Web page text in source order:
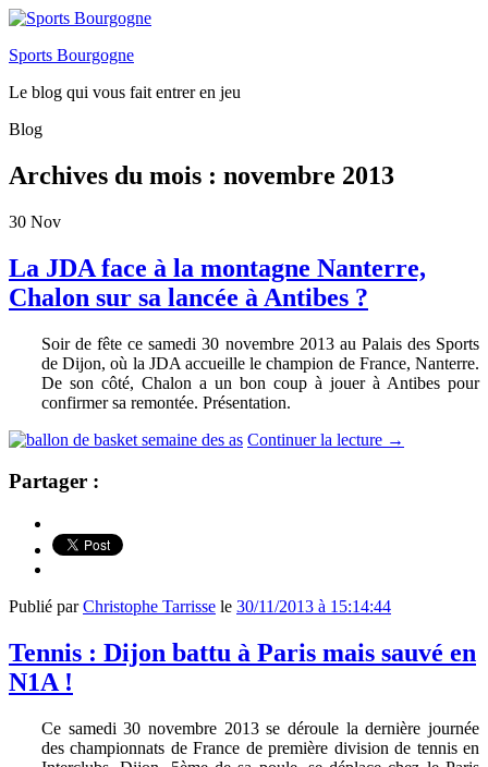
Sports Bourgogne
Le blog qui vous fait entrer en jeu
Blog
Archives du mois : novembre 2013
30 Nov
La JDA face à la montagne Nanterre,
Chalon sur sa lancée à Antibes ?
Soir de fête ce samedi 30 novembre 2013 au Palais des Sports
de Dijon, où la JDA accueille le champion de France, Nanterre.
De son côté, Chalon a un bon coup à jouer à Antibes pour
confirmer sa remontée. Présentation.
Continuer la lecture →
Partager :
Publié parChristophe Tarrisse le 30/11/2013 à 15:14:44
Tennis : Dijon battu à Paris mais sauvé en
N1A !
Ce samedi 30 novembre 2013 se déroule la dernière journée
des championnats de France de première division de tennis en